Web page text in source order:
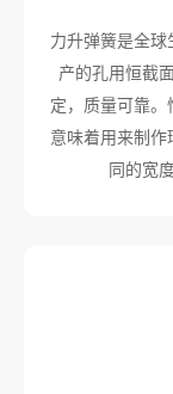
力升弹簧是全
产的孔用恒截
定，质量可靠
意味着用来制作
同的宽